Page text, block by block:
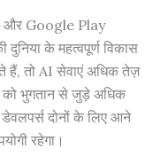
और Google Play
के महत्वपूर्ण विकास
हैं, तो AI सेवाएं अधिक तेज़
को भुगतान से जुड़े अधिक
दोनों के लिए आने
रहेगा।